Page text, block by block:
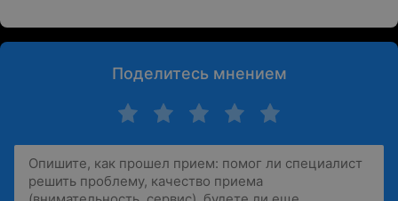
Поделитесь мнением